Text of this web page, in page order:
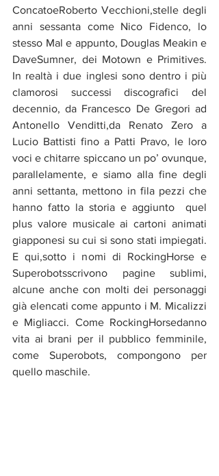
ConcatoeRoberto Vecchioni,stelle degli
anni sessanta come Nico Fidenco, lo
stesso Mal e appunto, Douglas Meakin e
DaveSumner, dei Motown e Primitives.
In realtà i due inglesi sono dentro i più
clamorosi successi discografici del
decennio, da Francesco De Gregori ad
Antonello Venditti,da Renato Zero a
Lucio Battisti fino a Patti Pravo, le loro
voci e chitarre spiccano un po’ ovunque,
parallelamente, e siamo alla fine degli
anni settanta, mettono in fila pezzi che
hanno fatto la storia e aggiunto  quel
plus valore musicale ai cartoni animati
giapponesi su cui si sono stati impiegati.
E qui,sotto i nomi di RockingHorse e
Superobotsscrivono pagine sublimi,
alcune anche con molti dei personaggi
già elencati come appunto i M. Micalizzi
e Migliacci. Come RockingHorsedanno
vita ai brani per il pubblico femminile,
come Superobots, compongono per
quello maschile.